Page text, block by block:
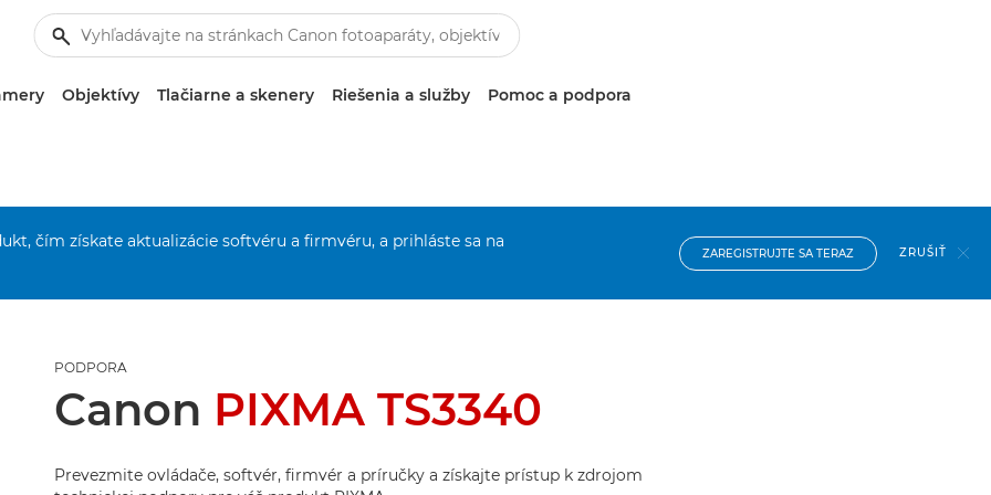
Objektívy Tlačiarne a skenery Riešenia a služby Pomoc a podpora
čím získate aktualizácie softvéru a firmvéru, a prihláste sa na
ZAREGISTRUJTE SA TERAZ ZRUŠIŤ
PODPORA
Canon PIXMA TS3340
Prevezmite ovládače, softvér, firmvér a príručky a získajte prístup k zdrojom